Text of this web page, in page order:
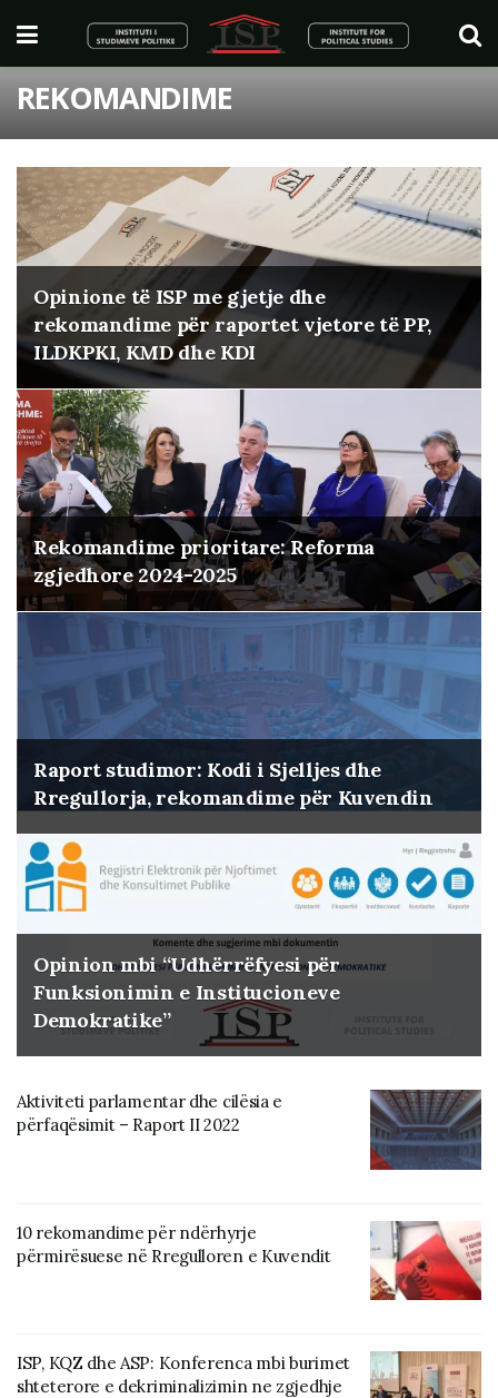
REKOMANDIME
Opinione të ISP me gjetje dhe
rekomandime për raportet vjetore të PP,
ILDKPKI, KMD dhe KDI
Rekomandime prioritare: Reforma
zgjedhore 2024-2025
Raport studimor: Kodi i Sjelljes dhe
Rregullorja, rekomandime për Kuvendin
Opinion mbi “Udhërrëfyesi për
Funksionimin e Institucioneve
Demokratike”
Aktiviteti parlamentar dhe cilësia e
përfaqësimit – Raport II 2022
10 rekomandime për ndërhyrje
përmirësuese në Rregulloren e Kuvendit
ISP, KQZ dhe ASP: Konferenca mbi burimet
shteterore e dekriminalizimin ne zgjedhje